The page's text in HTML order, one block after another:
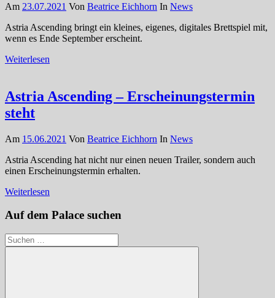
Am 23.07.2021 Von Beatrice Eichhorn In News
Astria Ascending bringt ein kleines, eigenes, digitales Brettspiel mit,
wenn es Ende September erscheint.
Weiterlesen
Astria Ascending – Erscheinungstermin
steht
Am 15.06.2021 Von Beatrice Eichhorn In News
Astria Ascending hat nicht nur einen neuen Trailer, sondern auch
einen Erscheinungstermin erhalten.
Weiterlesen
Auf dem Palace suchen
Suchen
nach: